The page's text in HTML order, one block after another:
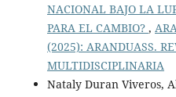
NACIONAL BAJO LA
PARA EL CAMBIO? ,
(2025): ARANDUASS.
MULTIDISCIPLINARIA
Nataly Duran Viveros,